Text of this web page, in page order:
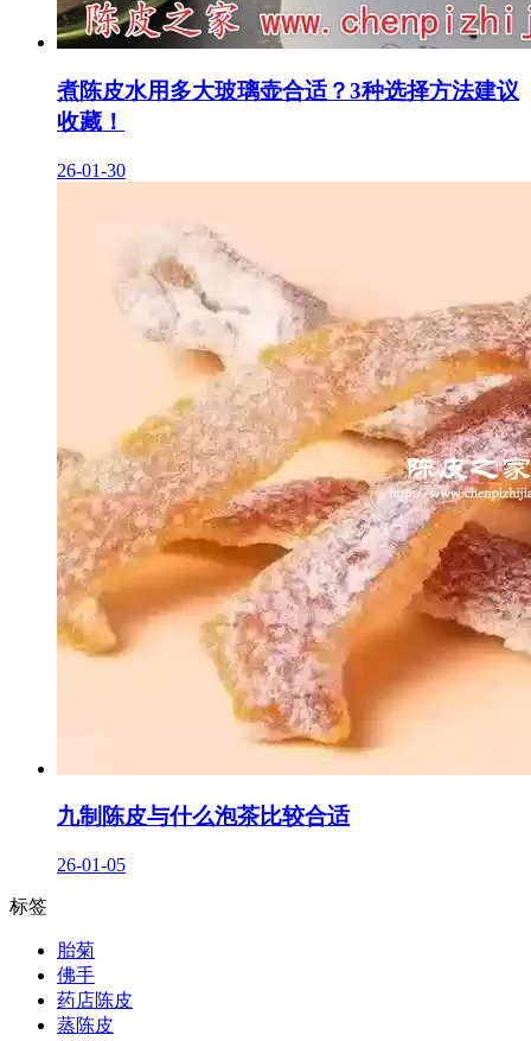
煮陈皮水用多大玻璃壶合适？3种选择方法建议
收藏！
26-01-30
九制陈皮与什么泡茶比较合适
26-01-05
标签
胎菊
佛手
药店陈皮
蒸陈皮